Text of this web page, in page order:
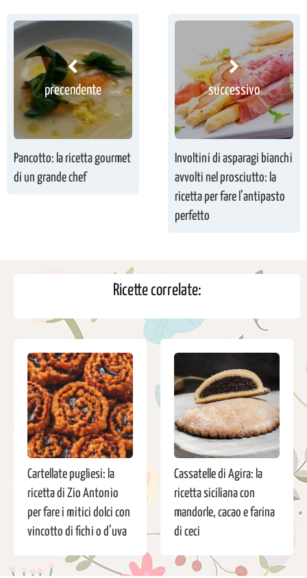
precendente
Pancotto: la ricetta gourmet
di un grande chef
successivo
Involtini di asparagi bianchi
avvolti nel prosciutto: la
ricetta per fare l’antipasto
perfetto
Ricette correlate:
Cartellate pugliesi: la
ricetta di Zio Antonio
per fare i mitici dolci con
vincotto di fichi o d’uva
Cassatelle di Agira: la
ricetta siciliana con
mandorle, cacao e farina
di ceci